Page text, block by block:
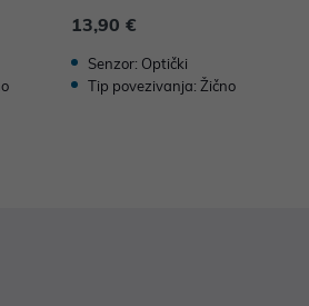
13,90 €
Senzor: Optički
Tip povezivanja: Žično